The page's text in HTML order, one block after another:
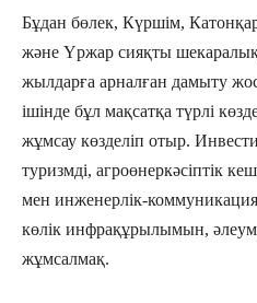
Бұдан бөлек, Күршім,
және Үржар сияқты
жылдарға арналған дамыту
ішінде бұл мақсатқа түрлі
жұмсау көзделіп отыр.
туризмді, агроөнеркәсіптік
мен инженерлік-
көлік инфрақұрылымын,
жұмсалмақ.